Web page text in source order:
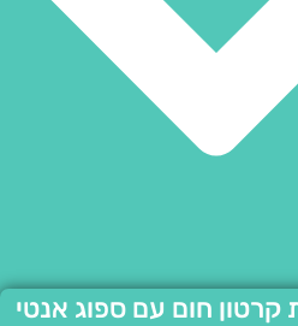
חום עם ספוג אנטי